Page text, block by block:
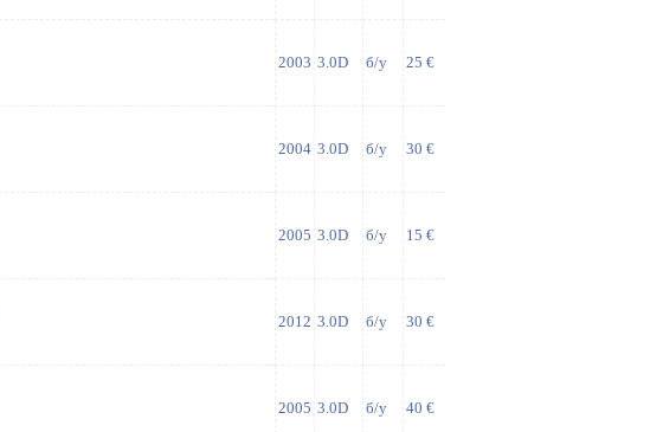
2003 3.0D б/у 25 €
2004 3.0D б/у 30 €
2005 3.0D б/у 15 €
2012 3.0D б/у 30 €
2005 3.0D б/у 40 €